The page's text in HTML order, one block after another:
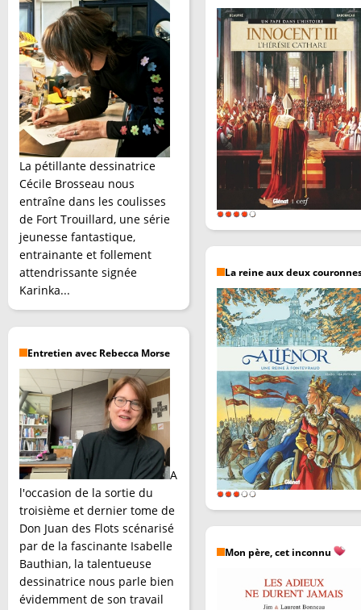
La pétillante dessinatrice
Cécile Brosseau nous
entraîne dans les coulisses
de Fort Trouillard, une série
jeunesse fantastique,
entrainante et follement
attendrissante signée
Karinka...
Entretien avec Rebecca Morse
A
l'occasion de la sortie du
troisième et dernier tome de
Don Juan des Flots scénarisé
par de la fascinante Isabelle
Bauthian, la talentueuse
dessinatrice nous parle bien
évidemment de son travail
La reine aux deux
Mon père, cet inconnu